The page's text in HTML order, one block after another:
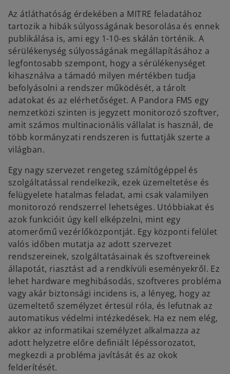
Az átláthatóság érdekében a MITRE feladatához
tartozik a hibák súlyosságának besorolása és ennek
publikálása is, ami egy 1-10-es skálán történik. A
sérülékenység súlyosságának megállapításához a
legfontosabb szempont, hogy a sérülékenységet
kihasználva a támadó milyen mértékben tudja
befolyásolni a rendszer működését, a tárolt
adatokat és az elérhetőséget. A Pandora FMS egy
nemzetközi szinten is jegyzett monitorozó szoftver,
amit számos multinacionális vállalat is használ, de
több kormányzati rendszeren is futtatják szerte a
világban.
Egy nagy szervezet rengeteg számítógéppel és
szolgáltatással rendelkezik, ezek üzemeltetése és
felügyelete hatalmas feladat, ami csak valamilyen
monitorozó rendszerrel lehetséges. Utóbbiakat és
azok funkcióit úgy kell elképzelni, mint egy
atomerőmű vezérlőközpontját. Egy központi felület
valós időben mutatja az adott szervezet
rendszereinek, szolgáltatásainak és szoftvereinek
állapotát, riasztást ad a rendkívüli eseményekről. Ez
lehet hardware meghibásodás, szoftveres probléma
vagy akár biztonsági incidens is, a lényeg, hogy az
üzemeltető személyzet értesül róla, és lefutnak az
automatikus védelmi intézkedések. Ha ez nem elég,
akkor az informatikai személyzet alkalmazza az
adott helyzetre előre definiált lépéssorozatot,
megkezdi a probléma javítását és az okok
felderítését.